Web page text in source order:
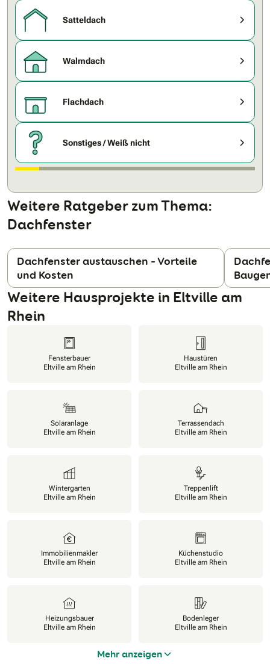
Satteldach
Walmdach
Flachdach
Sonstiges / Weiß nicht
Weitere Ratgeber zum Thema:
Dachfenster
Dachfenster austauschen – Vorteile
und Kosten
Weitere Hausprojekte in Eltville am
Rhein
Fensterbauer
Eltville am Rhein
Haustüren
Eltville am Rhein
Solaranlage
Eltville am Rhein
Terrassendach
Eltville am Rhein
Wintergarten
Eltville am Rhein
Treppenlift
Eltville am Rhein
Immobilienmakler
Eltville am Rhein
Küchenstudio
Eltville am Rhein
Heizungsbauer
Eltville am Rhein
Bodenleger
Eltville am Rhein
Mehr anzeigen